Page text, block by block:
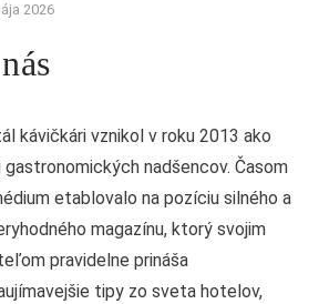
2026
kávičkári vznikol v roku 2013 ako
gastronomických nadšencov. Časom
etablovalo na pozíciu silného a
magazínu, ktorý svojim
pravidelne prináša
tipy zo sveta hotelov,